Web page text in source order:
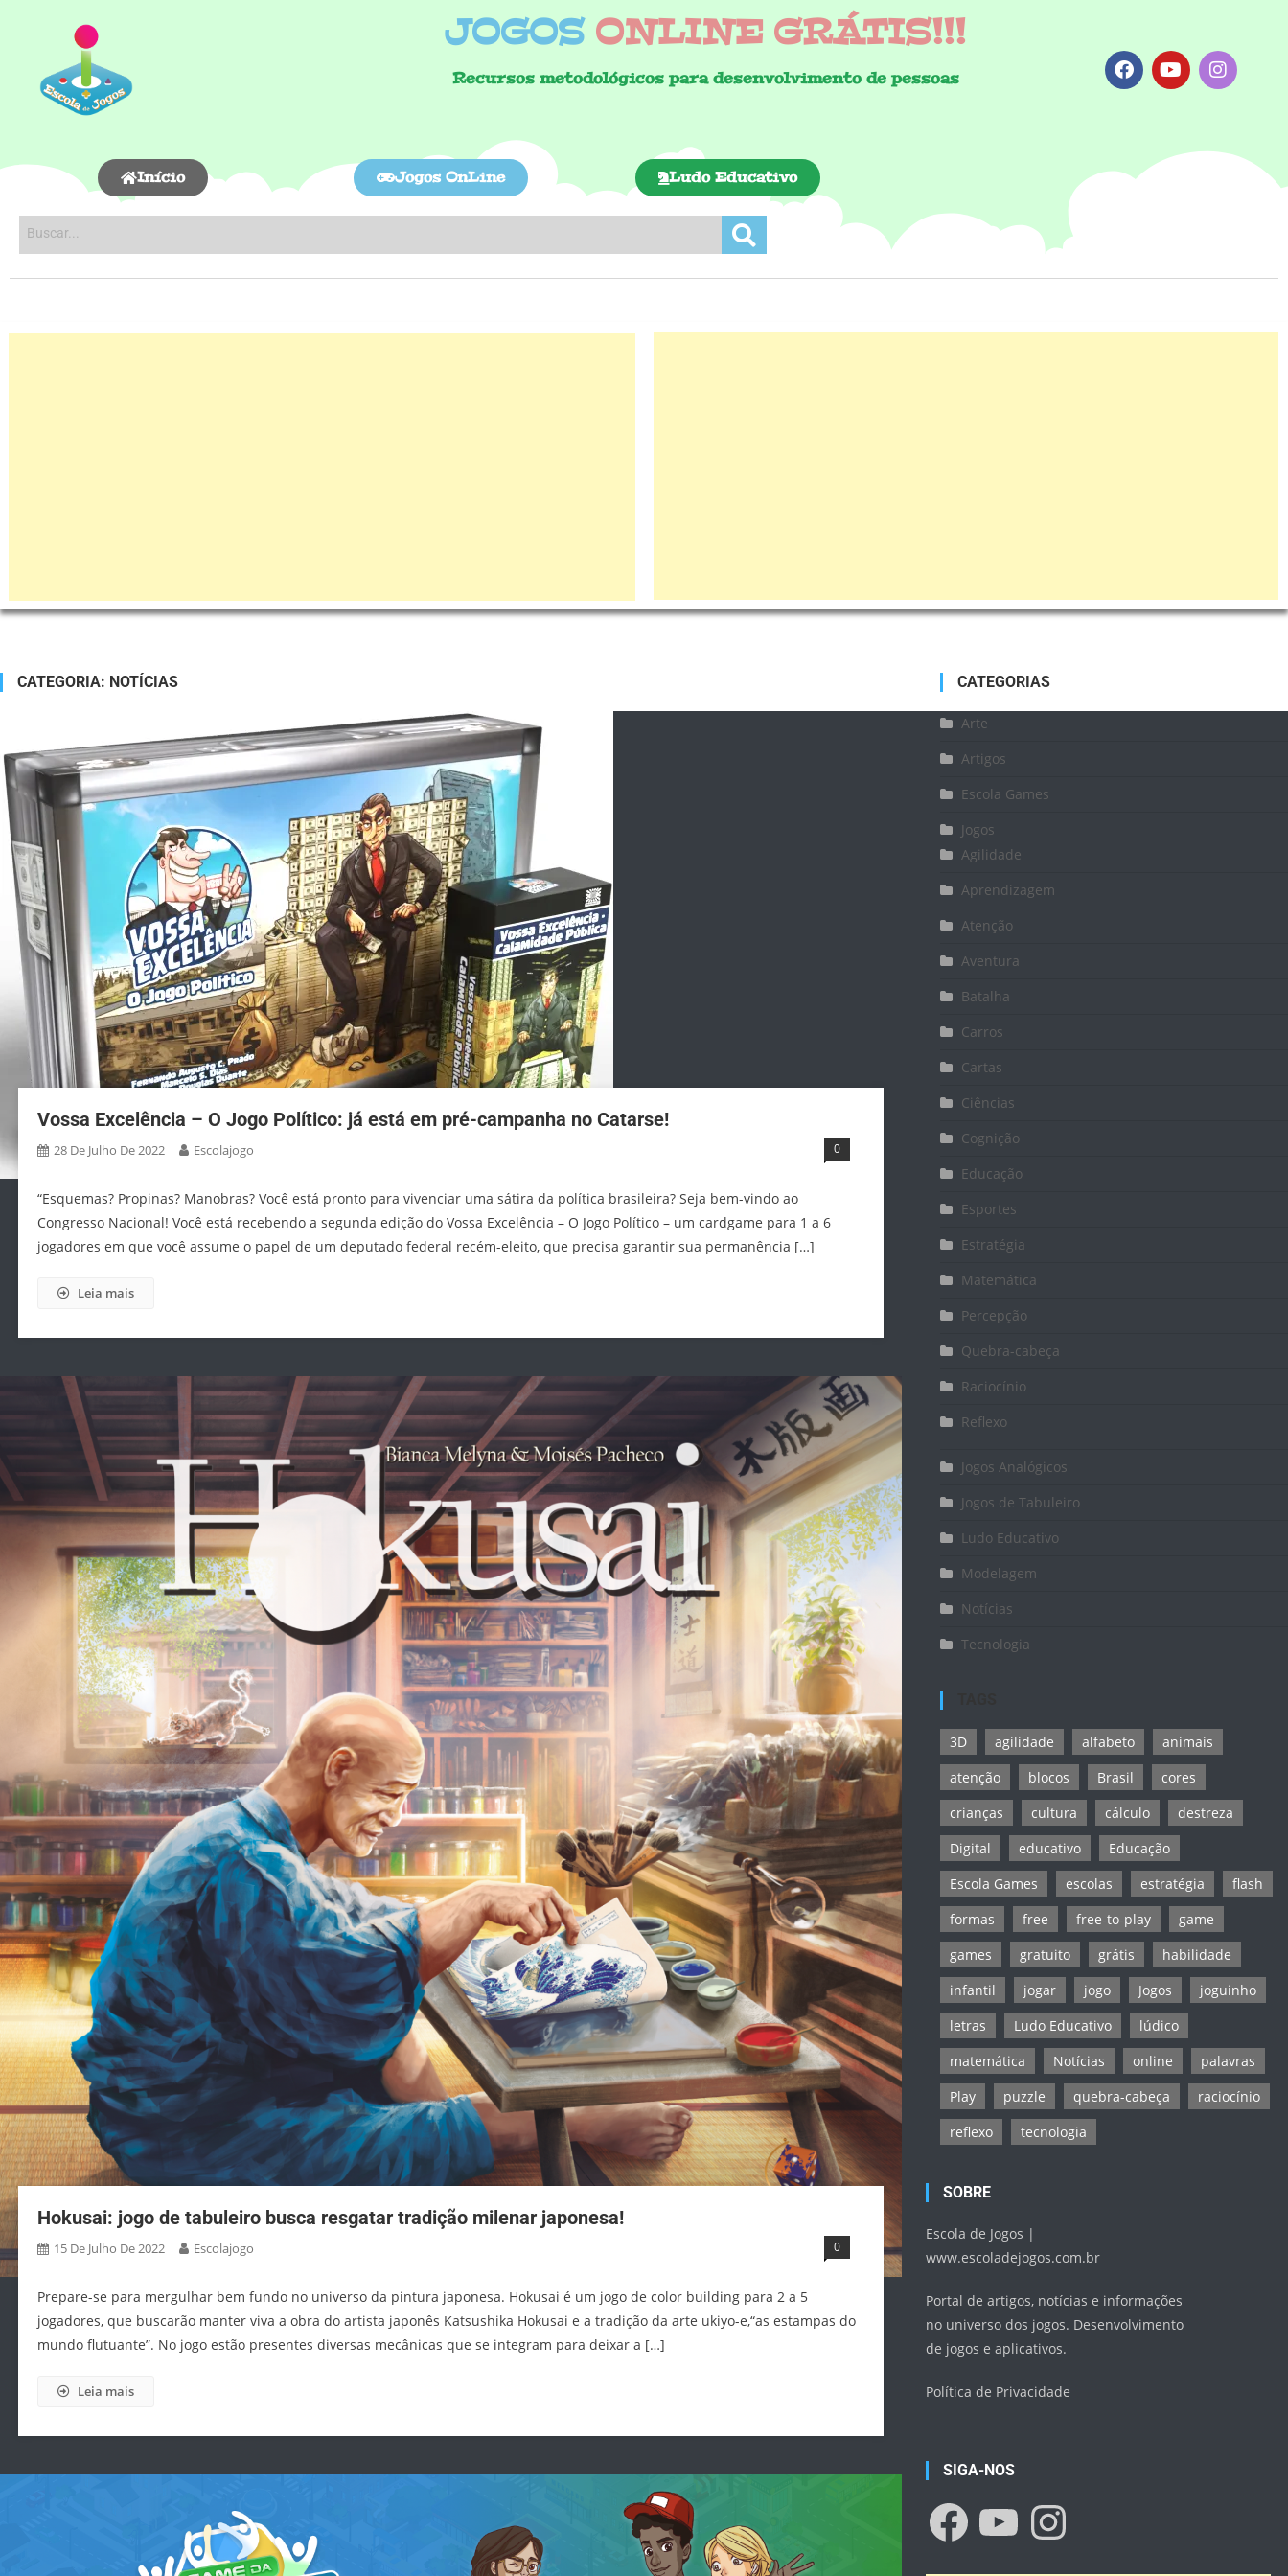
JOGOS ONLINE GRÁTIS!!!
Recursos metodológicos para desenvolvimento de pessoas
Início Jogos OnLine Ludo Educativo
CATEGORIA: NOTÍCIAS
Vossa Excelência – O Jogo Político: já está em pré-campanha no Catarse!
28 De Julho De 2022 Escolajogo 0
“Esquemas? Propinas? Manobras? Você está pronto para vivenciar uma sátira da política brasileira? Seja bem-vindo ao
Congresso Nacional! Você está recebendo a segunda edição do Vossa Excelência – O Jogo Político – um cardgame para 1 a 6
jogadores em que você assume o papel de um deputado federal recém-eleito, que precisa garantir sua permanência […]
Leia mais
Hokusai: jogo de tabuleiro busca resgatar tradição milenar japonesa!
15 De Julho De 2022 Escolajogo 0
Prepare-se para mergulhar bem fundo no universo da pintura japonesa. Hokusai é um jogo de color building para 2 a 5
jogadores, que buscarão manter viva a obra do artista japonês Katsushika Hokusai e a tradição da arte ukiyo-e,“as estampas do
mundo flutuante”. No jogo estão presentes diversas mecânicas que se integram para deixar a […]
Leia mais
CATEGORIAS
Arte
Artigos
Escola Games
Jogos
Agilidade
Aprendizagem
Atenção
Aventura
Batalha
Carros
Cartas
Ciências
Cognição
Educação
Esportes
Estratégia
Matemática
Percepção
Quebra-cabeça
Raciocínio
Reflexo
Jogos Analógicos
Jogos de Tabuleiro
Ludo Educativo
Modelagem
Notícias
Tecnologia
3D agilidade alfabeto
animais
atenção
blocos Brasil
cores
crianças
cultura cálculo
destreza
Digital
educativo
Educação
Escola Games
escolas estratégia
flash
formas
free free-to-play
game
games
gratuito grátis
habilidade
infantil
jogar jogo Jogos
joguinho
letras
Ludo Educativo
lúdico
matemática
Notícias online
palavras
Play
puzzle quebra-cabeça
raciocínio
reflexo
tecnologia
SOBRE
Escola de Jogos |
www.escoladejogos.com.br
Portal de artigos, notícias e informações
no universo dos jogos. Desenvolvimento
de jogos e aplicativos.
Política de Privacidade
SIGA-NOS